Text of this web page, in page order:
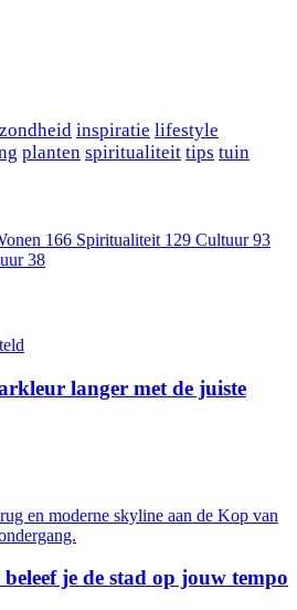
inspiratie lifestyle
planten spiritualiteit tips tuin
166 Spiritualiteit 129 Cultuur 93
38
langer met de juiste
je de stad op jouw tempo